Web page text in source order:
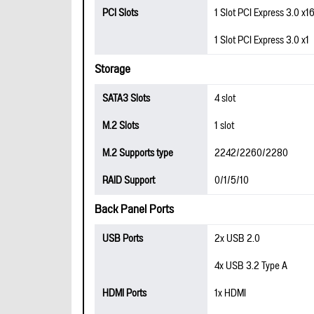
PCI Slots
1 Slot PCI Express 3.0 x16
1 Slot PCI Express 3.0 x1
Storage
SATA3 Slots
4 slot
M.2 Slots
1 slot
M.2 Supports type
2242/2260/2280
RAID Support
0/1/5/10
Back Panel Ports
USB Ports
2x USB 2.0
4x USB 3.2 Type A
HDMI Ports
1x HDMI